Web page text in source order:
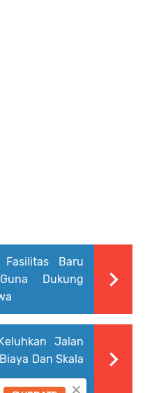
Fasilitas Baru
Dukung
Jalan
Dan Skala